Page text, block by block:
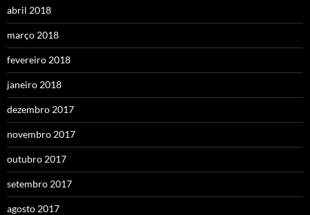
abril 2018
março 2018
fevereiro 2018
janeiro 2018
dezembro 2017
novembro 2017
outubro 2017
setembro 2017
agosto 2017